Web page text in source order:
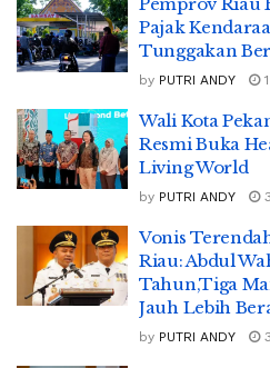
Pajak
Tunggakan
by PUTRI ANDY 1
Wali Kota
Resmi Buka
Living World
by PUTRI ANDY
Vonis
Riau: Abdul
Tahun,Tiga
Jauh Lebih
by PUTRI ANDY